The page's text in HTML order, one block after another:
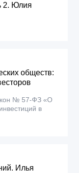
2. Юлия
обществ:
№ 57-ФЗ «О
в
Илья